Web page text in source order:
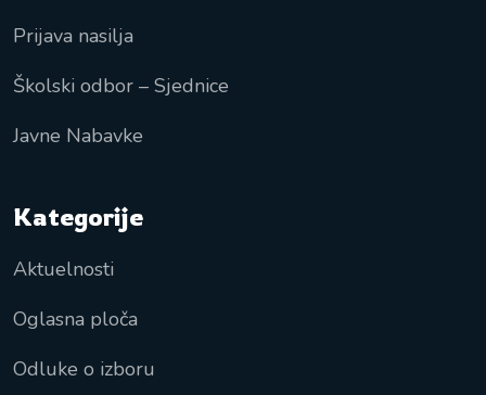
Prijava nasilja
Školski odbor – Sjednice
Javne Nabavke
Kategorije
Aktuelnosti
Oglasna ploča
Odluke o izboru